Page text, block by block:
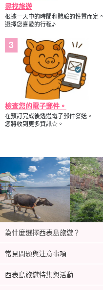
尋找旅遊
根據一天中的時間和體驗的性質而定。
選擇您喜愛的行程♪
檢查您的電子郵件。
在預訂完成後透過電子郵件發送。
您將收到更多資訊☆。
為什麼選擇西表島旅遊？
常見問題與注意事項
西表島旅遊特集與活動